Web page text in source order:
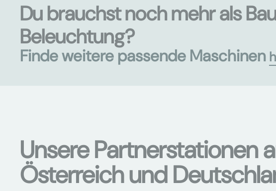
Du brauchst noch mehr als
Beleuchtung?
Finde weitere passende Maschinen
Unsere Partnerstationen
Österreich und